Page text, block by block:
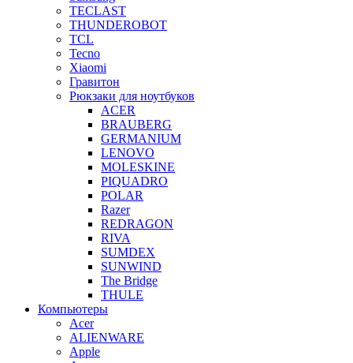
TECLAST
THUNDEROBOT
TCL
Tecno
Xiaomi
Гравитон
Рюкзаки для ноутбуков
ACER
BRAUBERG
GERMANIUM
LENOVO
MOLESKINE
PIQUADRO
POLAR
Razer
REDRAGON
RIVA
SUMDEX
SUNWIND
The Bridge
THULE
Компьютеры
Acer
ALIENWARE
Apple